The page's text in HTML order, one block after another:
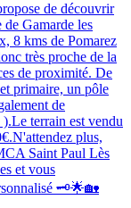
de découvrir
de Gamarde les
8 kms de Pomarez
très proche de la
de proximité. De
primaire, un pôle
de
).Le terrain est vendu
plus,
Saint Paul Lès
et vous
🗝️🌟🏡